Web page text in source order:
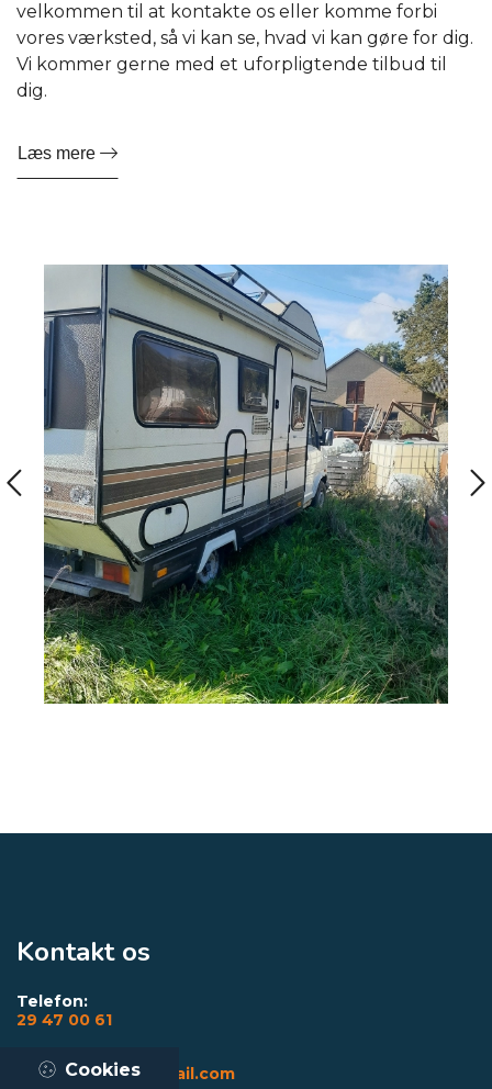
velkommen til at kontakte os eller komme forbi
vores værksted, så vi kan se, hvad vi kan gøre for dig.
Vi kommer gerne med et uforpligtende tilbud til
dig.
Læs mere
Kontakt os
Telefon:
29 47 00 61
petersautodk@gmail.com
Cookies